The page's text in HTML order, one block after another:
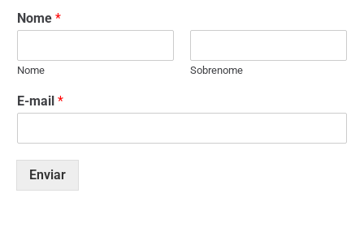
Nome *
Nome Sobrenome
E-mail *
Enviar